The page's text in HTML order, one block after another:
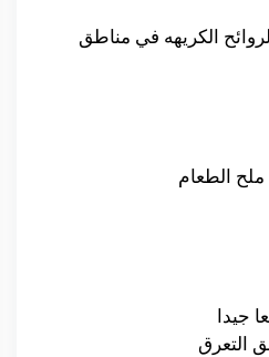
الكريهه في مناطق
الطعام
جيدا
التعرق